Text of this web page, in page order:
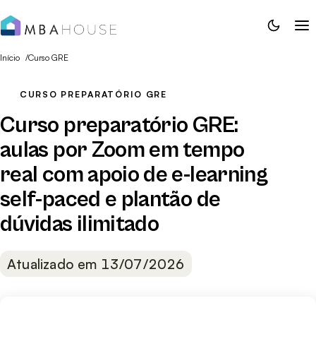
GMAT Focus Edition
Bolsas de MBA para
brasileiros
Financiamento MBA
Columbia Business
Chicago Booth
INSEAD
London Business
Início Curso GRE
CURSO PREPARATÓRIO GRE
Curso preparatório GRE:
aulas por Zoom em tempo
real com apoio de e-learning
self-paced e plantão de
dúvidas ilimitado
Atualizado em 13/07/2026